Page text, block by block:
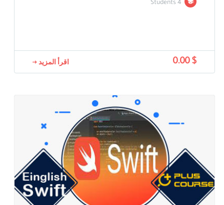
4 Students
$ 0.00 اقرأ المزيد